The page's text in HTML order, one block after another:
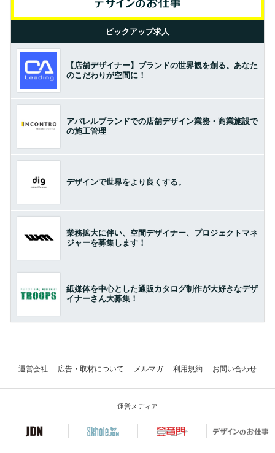
ピックアップ求人
【店舗デザイナー】ブランドの世界観を創る。あなた
のこだわりが空間に！
アパレルブランドでの店舗デザイン業務・商業施設で
の施工管理
デザインで世界をより良くする。
業務拡大に伴い、空間デザイナー、プロジェクトマネ
ジャーを募集します！
紙媒体を中心とした通販カタログ制作が大好きなデザ
イナーさん大募集！
運営会社 広告・取材について メルマガ 利用規約 お問い合わせ
運営メディア